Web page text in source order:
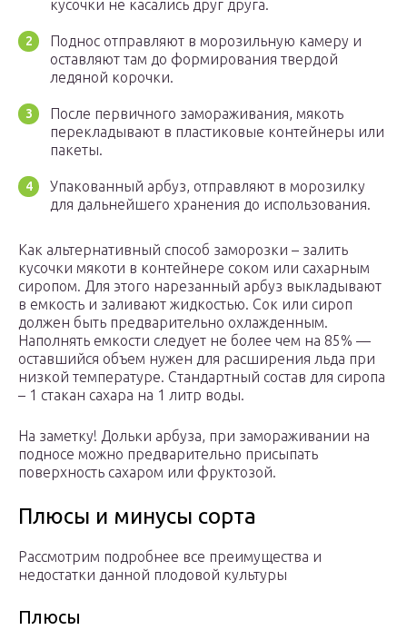
кусочки не касались друг друга.
Поднос отправляют в морозильную камеру и
оставляют там до формирования твердой
ледяной корочки.
После первичного замораживания, мякоть
перекладывают в пластиковые контейнеры или
пакеты.
Упакованный арбуз, отправляют в морозилку
для дальнейшего хранения до использования.
Как альтернативный способ заморозки – залить
кусочки мякоти в контейнере соком или сахарным
сиропом. Для этого нарезанный арбуз выкладывают
в емкость и заливают жидкостью. Сок или сироп
должен быть предварительно охлажденным.
Наполнять емкости следует не более чем на 85% —
оставшийся объем нужен для расширения льда при
низкой температуре. Стандартный состав для сиропа
– 1 стакан сахара на 1 литр воды.
На заметку! Дольки арбуза, при замораживании на
подносе можно предварительно присыпать
поверхность сахаром или фруктозой.
Плюсы и минусы сорта
Рассмотрим подробнее все преимущества и
недостатки данной плодовой культуры
Плюсы